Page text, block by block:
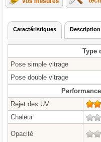
Caractéristiques Description
Type
Pose simple vitrage
Pose double vitrage
Rejet des UV
Chaleur
Opacité